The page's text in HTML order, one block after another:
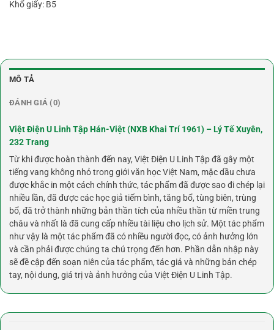
Khổ giấy: B5
MÔ TẢ
ĐÁNH GIÁ (0)
Việt Điện U Linh Tập Hán-Việt (NXB Khai Trí 1961) – Lý Tế Xuyên,
232 Trang
Từ khi được hoàn thành đến nay, Việt Điện U Linh Tập đã gây một
tiếng vang không nhỏ trong giới văn học Việt Nam, mặc dầu chưa
được khắc in một cách chính thức, tác phẩm đã được sao đi chép lại
nhiều lần, đã được các học giả tiếm bình, tăng bổ, tùng biên, trùng
bổ, đã trở thành những bản thần tích của nhiều thần từ miền trung
châu và nhất là đã cung cấp nhiều tài liệu cho lịch sử. Một tác phẩm
như vậy là một tác phẩm đã có nhiều người đọc, có ảnh hưởng lớn
và cần phải được chúng ta chú trọng đến hơn. Phần dẫn nhập này
sẽ đề cập đến soạn niên của tác phẩm, tác giả và những bản chép
tay, nội dung, giá trị và ảnh hưởng của Việt Điện U Linh Tập.